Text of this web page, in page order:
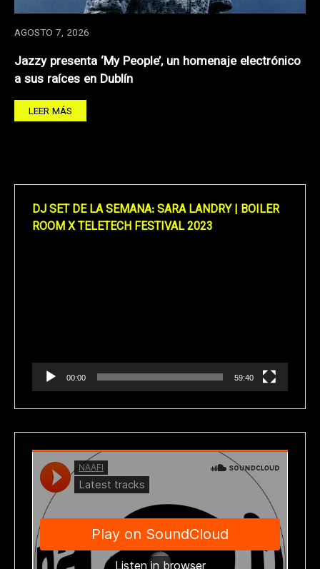
AGOSTO 7, 2026
Jazzy presenta ‘My People’, un homenaje electrónico
a sus raíces en Dublín
LEER MÁS
DJ SET DE LA SEMANA: SARA LANDRY | BOILER
ROOM X TELETECH FESTIVAL 2023
00:00 59:40